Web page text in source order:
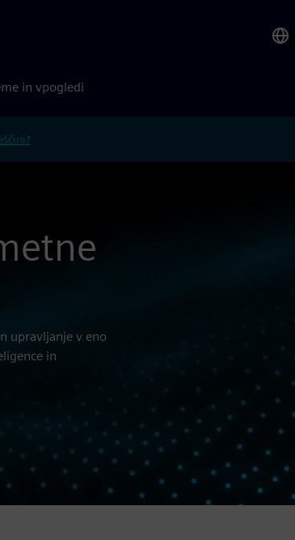
in vpogledi
upravljanje v eno
in